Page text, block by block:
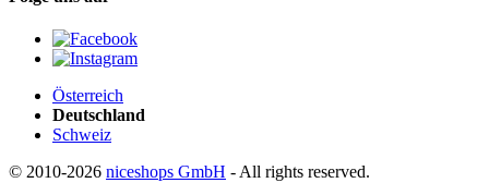
Österreich
Deutschland
Schweiz
© 2010-2026 niceshops GmbH - All rights reserved.